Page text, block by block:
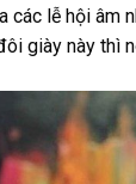
các lễ hội âm
giày này thì